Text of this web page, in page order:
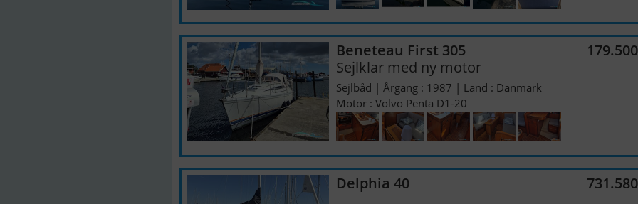
Beneteau First 305
Sejlklar med ny motor
Sejlbåd | Årgang : 1987 | Land : Danmark
Motor : Volvo Penta D1-20
Delphia 40